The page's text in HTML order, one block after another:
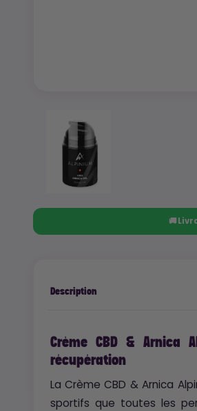
🚚
Description
Crème CBD &
récupération
La Crème CBD & Arnica
sportifs que toutes les